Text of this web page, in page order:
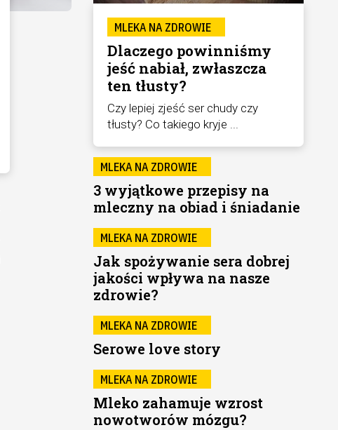
MLEKA NA ZDROWIE
Dlaczego powinniśmy
jeść nabiał, zwłaszcza
ten tłusty?
Czy lepiej zjeść ser chudy czy
tłusty? Co takiego kryje ...
MLEKA NA ZDROWIE
3 wyjątkowe przepisy na
mleczny na obiad i śniadanie
MLEKA NA ZDROWIE
Jak spożywanie sera dobrej
jakości wpływa na nasze
zdrowie?
MLEKA NA ZDROWIE
Serowe love story
MLEKA NA ZDROWIE
Mleko zahamuje wzrost
nowotworów mózgu?